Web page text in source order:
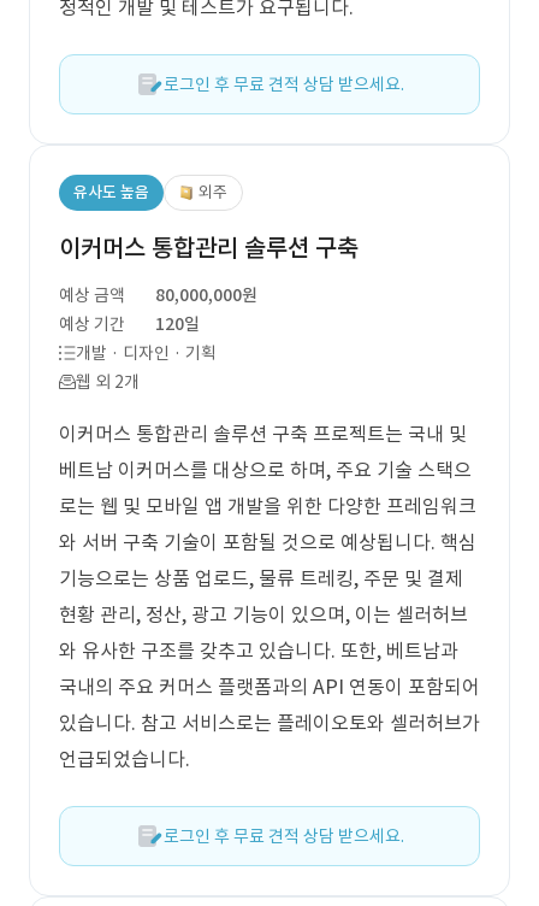
정적인 개발 및 테스트가 요구됩니다.
로그인 후 무료 견적 상담 받으세요.
유사도 높음 외주
이커머스 통합관리 솔루션 구축
예상 금액
80,000,000원
예상 기간
120일
개발 · 디자인 · 기획
웹 외 2개
이커머스 통합관리 솔루션 구축 프로젝트는 국내 및
베트남 이커머스를 대상으로 하며, 주요 기술 스택으
로는 웹 및 모바일 앱 개발을 위한 다양한 프레임워크
와 서버 구축 기술이 포함될 것으로 예상됩니다. 핵심
기능으로는 상품 업로드, 물류 트레킹, 주문 및 결제
현황 관리, 정산, 광고 기능이 있으며, 이는 셀러허브
와 유사한 구조를 갖추고 있습니다. 또한, 베트남과
국내의 주요 커머스 플랫폼과의 API 연동이 포함되어
있습니다. 참고 서비스로는 플레이오토와 셀러허브가
언급되었습니다.
로그인 후 무료 견적 상담 받으세요.